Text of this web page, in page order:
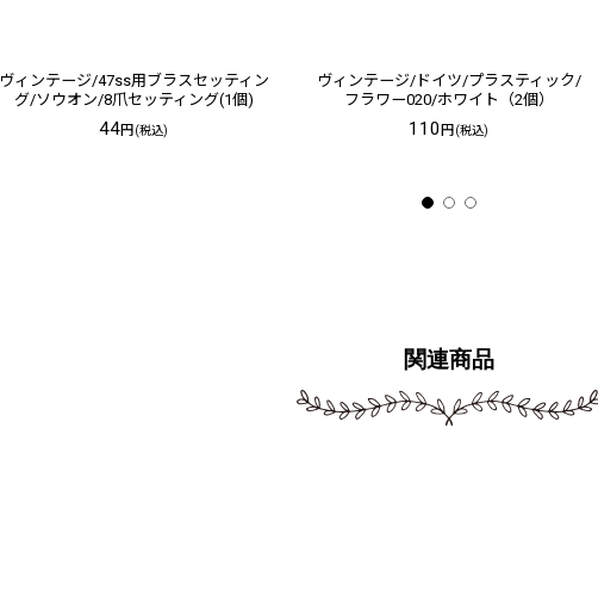
ヴィンテージ/47ss用ブラスセッティン
グ/ソウオン/8爪セッティング(1個)
44円(税込)
ヴィンテージ/ドイツ/プラスティック/
フラワー020/ホワイト（2個）
110円(税込)
関連商品